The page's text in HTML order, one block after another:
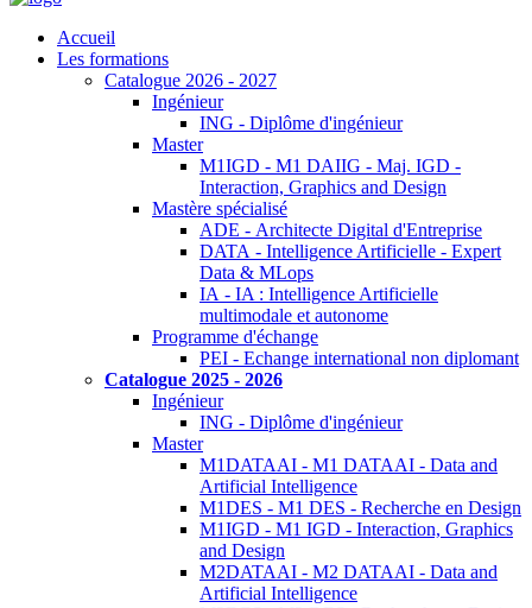
Accueil
Les formations
Catalogue 2026 - 2027
Ingénieur
ING - Diplôme d'ingénieur
Master
M1IGD - M1 DAIIG - Maj. IGD -
Interaction, Graphics and Design
Mastère spécialisé
ADE - Architecte Digital d'Entreprise
DATA - Intelligence Artificielle - Expert
Data & MLops
IA - IA : Intelligence Artificielle
multimodale et autonome
Programme d'échange
PEI - Echange international non diplomant
Catalogue 2025 - 2026
Ingénieur
ING - Diplôme d'ingénieur
Master
M1DATAAI - M1 DATAAI - Data and
Artificial Intelligence
M1DES - M1 DES - Recherche en Design
M1IGD - M1 IGD - Interaction, Graphics
and Design
M2DATAAI - M2 DATAAI - Data and
Artificial Intelligence